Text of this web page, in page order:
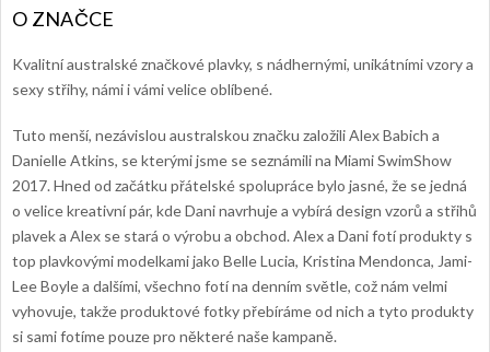
Kvalitní australské značkové plavky, s nádhernými, unikátními vzory a
sexy střihy, námi i vámi velice oblíbené.
Tuto menší, nezávislou australskou značku založili Alex Babich a
Danielle Atkins, se kterými jsme se seznámili na Miami SwimShow
2017. Hned od začátku přátelské spolupráce bylo jasné, že se jedná
o velice kreativní pár, kde Dani navrhuje a vybírá design vzorů a střihů
plavek a Alex se stará o výrobu a obchod. Alex a Dani fotí produkty s
top plavkovými modelkami jako Belle Lucia, Kristina Mendonca, Jami-
Lee Boyle a dalšími, všechno fotí na denním světle, což nám velmi
vyhovuje, takže produktové fotky přebíráme od nich a tyto produkty
si sami fotíme pouze pro některé naše kampaně.